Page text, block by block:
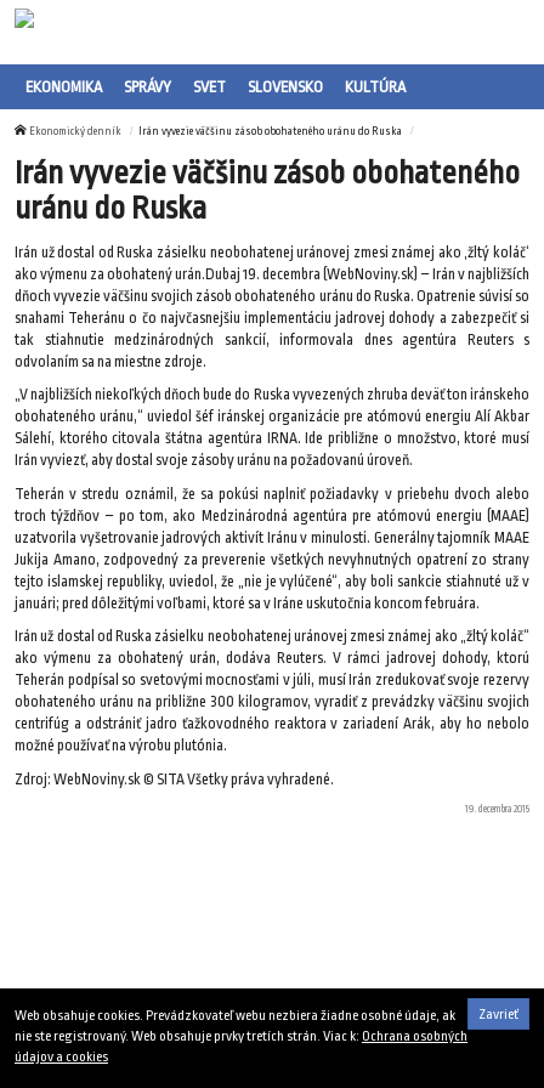
EKONOMIKA SPRÁVY SVET SLOVENSKO KULTÚRA
Ekonomický denník Irán vyvezie väčšinu zásob obohateného uránu do Ruska
Irán vyvezie väčšinu zásob obohateného
uránu do Ruska
Irán už dostal od Ruska zásielku neobohatenej uránovej zmesi známej ako ‚žltý koláč‘
ako výmenu za obohatený urán.Dubaj 19. decembra (WebNoviny.sk) – Irán v najbližších
dňoch vyvezie väčšinu svojich zásob obohateného uránu do Ruska. Opatrenie súvisí so
snahami Teheránu o čo najvčasnejšiu implementáciu jadrovej dohody a zabezpečiť si
tak stiahnutie medzinárodných sankcií, informovala dnes agentúra Reuters s
odvolaním sa na miestne zdroje.
„V najbližších niekoľkých dňoch bude do Ruska vyvezených zhruba deväť ton iránskeho
obohateného uránu,“ uviedol šéf iránskej organizácie pre atómovú energiu Alí Akbar
Sálehí, ktorého citovala štátna agentúra IRNA. Ide približne o množstvo, ktoré musí
Irán vyviezť, aby dostal svoje zásoby uránu na požadovanú úroveň.
Teherán v stredu oznámil, že sa pokúsi naplniť požiadavky v priebehu dvoch alebo
troch týždňov – po tom, ako Medzinárodná agentúra pre atómovú energiu (MAAE)
uzatvorila vyšetrovanie jadrových aktivít Iránu v minulosti. Generálny tajomník MAAE
Jukija Amano, zodpovedný za preverenie všetkých nevyhnutných opatrení zo strany
tejto islamskej republiky, uviedol, že „nie je vylúčené“, aby boli sankcie stiahnuté už v
januári; pred dôležitými voľbami, ktoré sa v Iráne uskutočnia koncom februára.
Irán už dostal od Ruska zásielku neobohatenej uránovej zmesi známej ako „žltý koláč“
ako výmenu za obohatený urán, dodáva Reuters. V rámci jadrovej dohody, ktorú
Teherán podpísal so svetovými mocnosťami v júli, musí Irán zredukovať svoje rezervy
obohateného uránu na približne 300 kilogramov, vyradiť z prevádzky väčšinu svojich
centrifúg a odstrániť jadro ťažkovodného reaktora v zariadení Arák, aby ho nebolo
možné používať na výrobu plutónia.
Zdroj: WebNoviny.sk © SITA Všetky práva vyhradené.
19. decembra 2015
Zavrieť
Web obsahuje cookies. Prevádzkovateľ webu nezbiera žiadne osobné údaje, ak
nie ste registrovaný. Web obsahuje prvky tretích strán. Viac k: Ochrana osobných
údajov a cookies